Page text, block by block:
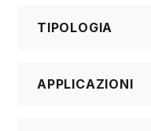
TIPOLOGIA
APPLICAZIONI